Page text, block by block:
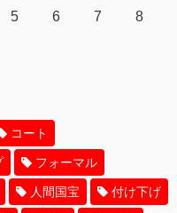
5 6 7 8
コート
フォーマル
人間国宝 付け下げ